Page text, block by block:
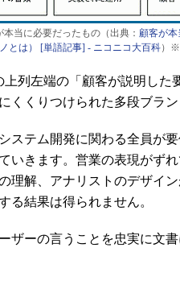
当に必要だったもの（出典： 顧客が本
とは） [単語記事] - ニコニコ大百科）※
列左端の「顧客が説明した
くくりつけられた多段ブラン
ステム開発に関わる全員が
いきます。営業の表現がず
理解、アナリストのデザイ
る結果は得られません。
ザーの言うことを忠実に文